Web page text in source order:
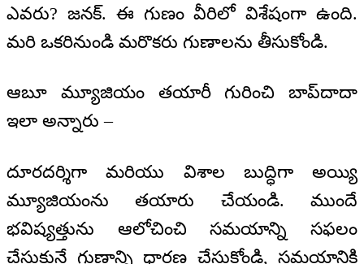
ఎవరు? జనక్. ఈ గుణం వీరిలో విశేషంగా ఉంది.
మరి ఒకరినుండి మరొకరు గుణాలను తీసుకోండి.
ఆబూ మ్యూజియం తయారీ గురించి బాప్‌దాదా
ఇలా అన్నారు –
దూరదర్శిగా మరియు విశాల బుద్ధిగా అయ్యి
మ్యూజియంను తయారు చేయండి. ముందే
భవిష్యత్తును ఆలోచించి సమయాన్ని సఫలం
చేసుకునే గుణాన్ని ధారణ చేసుకోండి, సమయానికి